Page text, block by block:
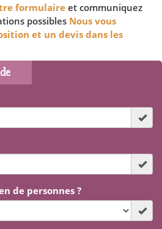
formulaire et communiquez
possibles Nous vous
et un devis dans les
de personnes ?